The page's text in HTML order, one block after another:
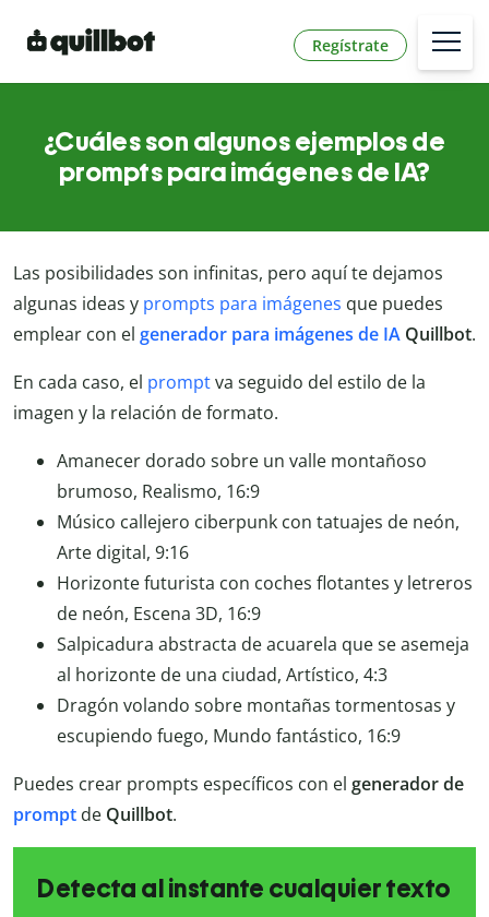
Regístrate
¿Cuáles son algunos ejemplos de
prompts para imágenes de IA?
Las posibilidades son infinitas, pero aquí te dejamos
algunas ideas y prompts para imágenes que puedes
emplear con el generador para imágenes de IA Quillbot.
En cada caso, el promptva seguido del estilo de la
imagen y la relación de formato.
Amanecer dorado sobre un valle montañoso
brumoso, Realismo, 16:9
Músico callejero ciberpunk con tatuajes de neón,
Arte digital, 9:16
Horizonte futurista con coches flotantes y letreros
de neón, Escena 3D, 16:9
Salpicadura abstracta de acuarela que se asemeja
al horizonte de una ciudad, Artístico, 4:3
Dragón volando sobre montañas tormentosas y
escupiendo fuego, Mundo fantástico, 16:9
Puedes crear prompts específicos con el generador de
prompt de Quillbot.
Detecta al instante cualquier texto